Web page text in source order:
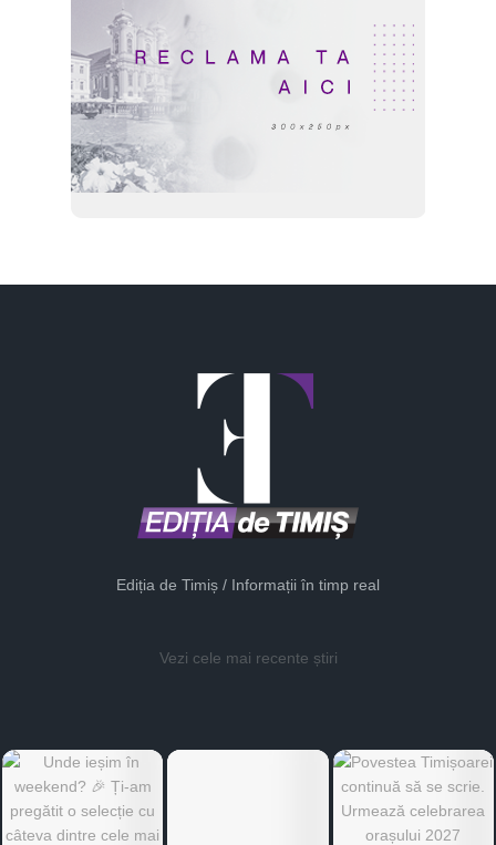
Ediția de Timiș / Informații în timp real
Vezi cele mai recente știri